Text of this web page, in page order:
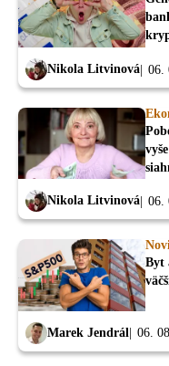
Nikola Litvinová 06.
Nikola Litvinová 06.
Byt
Marek Jendrál 06.